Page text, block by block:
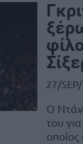
27/
Ο
του